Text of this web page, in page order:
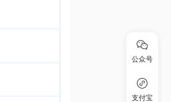
公众号
支付宝